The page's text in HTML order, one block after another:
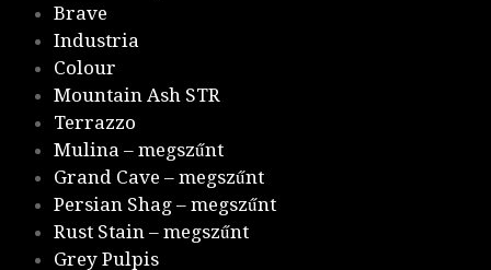
Brave
Industria
Colour
Mountain Ash STR
Terrazzo
Mulina – megszűnt
Grand Cave – megszűnt
Persian Shag – megszűnt
Rust Stain – megszűnt
Grey Pulpis